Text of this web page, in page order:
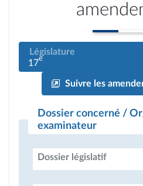
Législature
17e
Suivre les
Dossier concerné /
examinateur
Dossier législatif